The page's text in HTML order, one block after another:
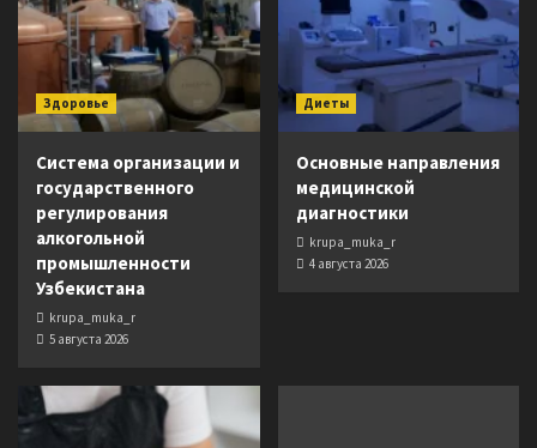
Здоровье
Система организации и
государственного
регулирования
алкогольной
промышленности
Узбекистана
krupa_muka_r
5 августа 2026
Диеты
Основные направления
медицинской
диагностики
krupa_muka_r
4 августа 2026